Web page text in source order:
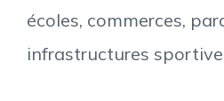
écoles, commerces,
infrastructures